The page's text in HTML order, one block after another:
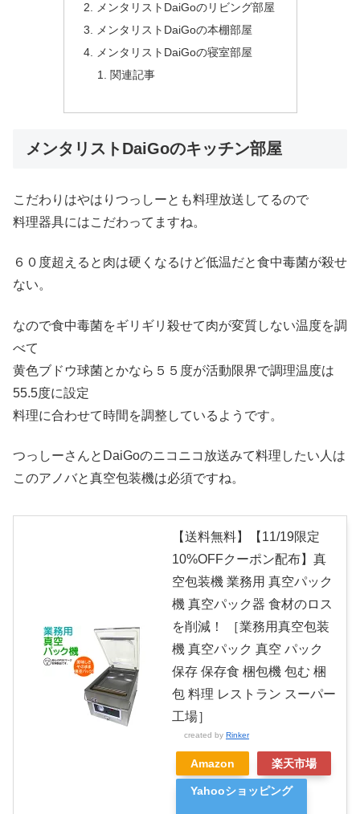
メンタリストDaiGoのリビング部屋
メンタリストDaiGoの本棚部屋
メンタリストDaiGoの寝室部屋
関連記事
メンタリストDaiGoのキッチン部屋
こだわりはやはりつっしーとも料理放送してるので
料理器具にはこだわってますね。
６０度超えると肉は硬くなるけど低温だと食中毒菌が殺せ
ない。
なので食中毒菌をギリギリ殺せて肉が変質しない温度を調
べて
黄色ブドウ球菌とかなら５５度が活動限界で調理温度は
55.5度に設定
料理に合わせて時間を調整しているようです。
つっしーさんとDaiGoのニコニコ放送みて料理したい人は
このアノバと真空包装機は必須ですね。
【送料無料】【11/19限定
10%OFFクーポン配布】真
空包装機 業務用 真空パック
機 真空パック器 食材のロス
を削減！ ［業務用真空包装
機 真空パック 真空 パック
保存 保存食 梱包機 包む 梱
包 料理 レストラン スーパー
工場］
created by Rinker
Amazon 楽天市場
Yahooショッピング